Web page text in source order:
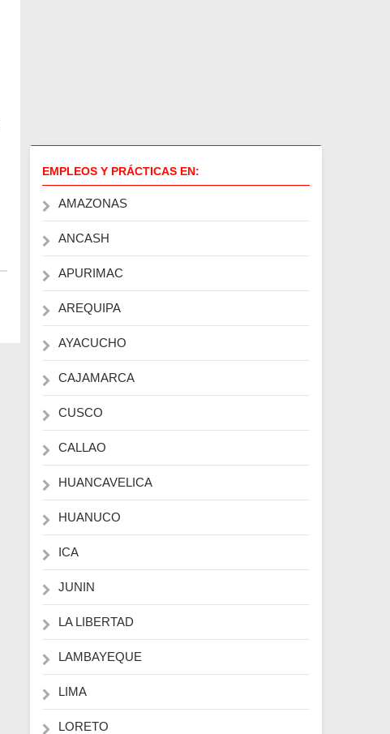
EMPLEOS Y PRÁCTICAS EN:
AMAZONAS
ANCASH
APURIMAC
AREQUIPA
AYACUCHO
CAJAMARCA
CUSCO
CALLAO
HUANCAVELICA
HUANUCO
ICA
JUNIN
LA LIBERTAD
LAMBAYEQUE
LIMA
LORETO